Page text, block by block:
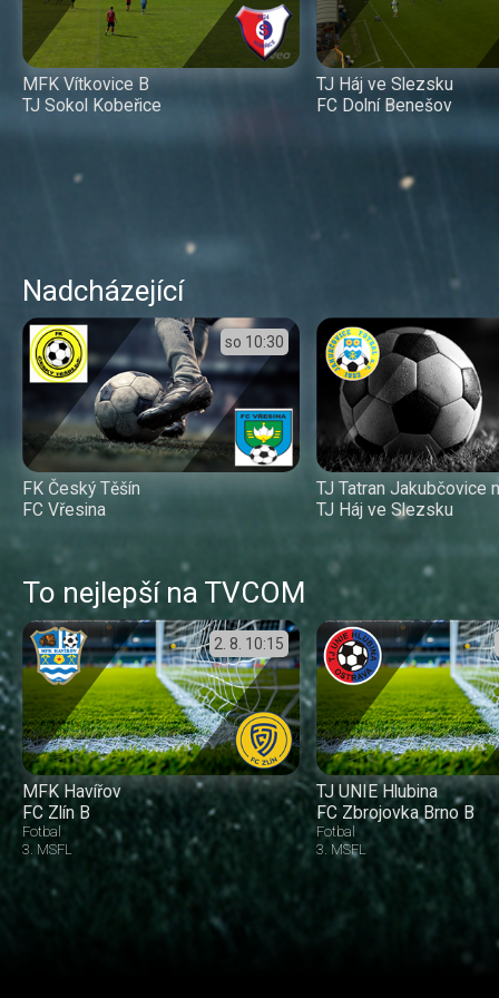
MFK Vítkovice B
TJ Sokol Kobeřice
TJ Háj ve Slezsku
FC Dolní Benešov
Nadcházející
so 10:30
FK Český Těšín
FC Vřesina
TJ Tatran Jakubčovice
TJ Háj ve Slezsku
To nejlepší na TVCOM
2. 8. 10:15
MFK Havířov
FC Zlín B
Fotbal
3. MSFL
TJ UNIE Hlubina
FC Zbrojovka Brno B
Fotbal
3. MSFL